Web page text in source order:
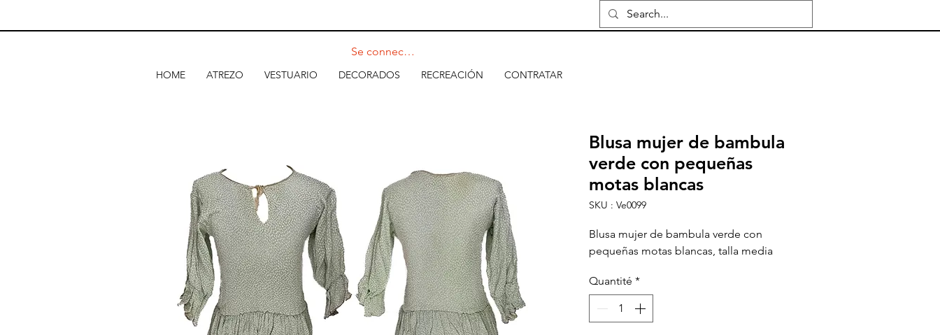
HOME ATREZO VESTUARIO DECORADOS RECREACIÓN CONTRATAR
Se connecter
Blusa mujer de bambula
verde con pequeñas
motas blancas
SKU : Ve0099
Blusa mujer de bambula verde con
pequeñas motas blancas, talla media
Quantité *